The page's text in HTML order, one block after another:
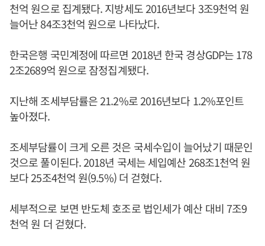
천억 원으로 집계됐다. 지방세도 2016년보다 3조9천억 원
늘어난 84조3천억 원으로 나타났다.
한국은행 국민계정에 따르면 2018년 한국 경상GDP는 178
2조2689억 원으로 잠정집계됐다.
지난해 조세부담률은 21.2%로 2016년보다 1.2%포인트
높아졌다.
조세부담률이 크게 오른 것은 국세수입이 늘어났기 때문인
것으로 풀이된다. 2018년 국세는 세입예산 268조1천억 원
보다 25조4천억 원(9.5%) 더 걷혔다.
세부적으로 보면 반도체 호조로 법인세가 예산 대비 7조9
천억 원 더 걷혔다.